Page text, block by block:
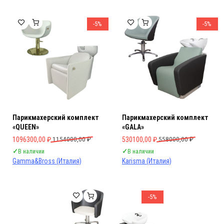
-5%
Парикмахерский комплект
«QUEEN»
1154000,00₽
Первоначальная цена составляла 1154000,00 ₽.
1096300,00 ₽
Текущая цена: 1096300,00 ₽.
✓В наличии
Gamma&Bross (Италия)
-5%
Парикмахерский комплект
«GALA»
558000,00₽
Первоначальная цена
530100,00 ₽
Текущая цена: 530100,00 ₽.
✓В наличии
Karisma (Италия)
-5%